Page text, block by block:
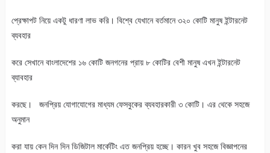
প্রেক্ষাপট নিয়ে একটু ধারণা লাভ করি। বিশ্বে যেখানে বর্তমানে ৩২০ কোটি মানুষ ইন্টারনেট
ব্যবহার
করে সেখানে বাংলাদেশের ১৬ কোটি জনগনের প্রায় ৮ কোটির বেশী মানুষ এখন ইন্টারনেট
ব্যাবহার
করছে। জনপ্রিয় যোগাযোগের মাধ্যম ফেসবুকের ব্যবহারকারী ৩ কোটি। এর থেকে সহজে
অনুমান
করা যায় কেন দিন দিন ডিজিটাল মার্কেটিং এত জনপ্রিয় হচ্ছে। কারন খুব সহজে বিজ্ঞাপনের